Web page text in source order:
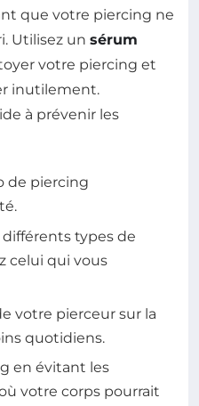
que votre piercing ne
Utilisez un sérum
votre piercing et
inutilement.
à prévenir les
de piercing
types de
celui qui vous
votre pierceur sur la
quotidiens.
en évitant les
votre corps pourrait